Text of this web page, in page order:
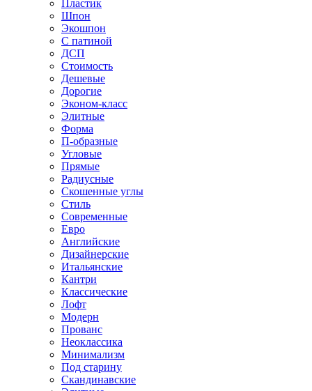
Пластик
Шпон
Экошпон
С патиной
ДСП
Стоимость
Дешевые
Дорогие
Эконом-класс
Элитные
Форма
П-образные
Угловые
Прямые
Радиусные
Скошенные углы
Стиль
Современные
Евро
Английские
Дизайнерские
Итальянские
Кантри
Классические
Лофт
Модерн
Прованс
Неоклассика
Минимализм
Под старину
Скандинавские